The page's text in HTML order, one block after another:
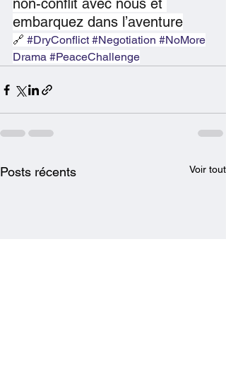
non-conflit avec nous et
embarquez dans l’aventure
🔗 #DryConflict #Negotiation #NoMore
Drama #PeaceChallenge
Posts récents Voir tout